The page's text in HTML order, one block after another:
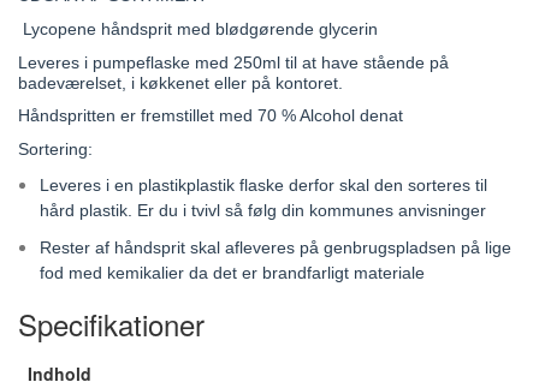
Lycopene håndsprit med blødgørende glycerin
Leveres i pumpeflaske med 250ml til at have stående på
badeværelset, i køkkenet eller på kontoret.
Håndspritten er fremstillet med 70 % Alcohol denat
Sortering:
Leveres i en plastikplastik flaske derfor skal den sorteres til
hård plastik. Er du i tvivl så følg din kommunes anvisninger
Rester af håndsprit skal afleveres på genbrugspladsen på lige
fod med kemikalier da det er brandfarligt materiale
Specifikationer
Indhold